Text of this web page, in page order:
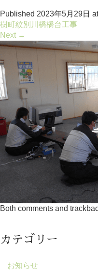
Published 2023年5月29日
樹町紋別川橋橋台工事
Next →
Both comments and
カテゴリー
お知らせ